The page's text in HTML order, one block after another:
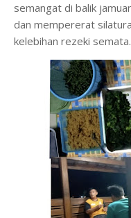
semangat di balik
dan mempererat
kelebihan rezeki semata.